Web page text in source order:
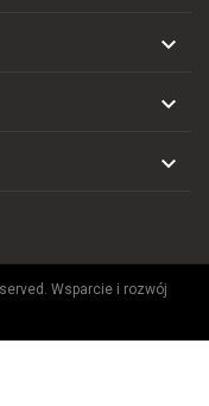



Wsparcie i rozwój